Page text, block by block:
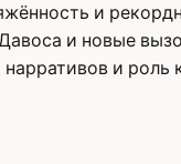
и
и новые
и роль